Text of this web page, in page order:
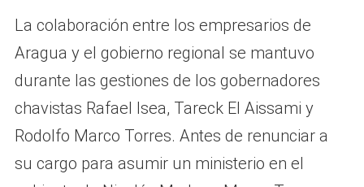
La colaboración entre los empresarios de
Aragua y el gobierno regional se mantuvo
durante las gestiones de los gobernadores
chavistas Rafael Isea, Tareck El Aissami y
Rodolfo Marco Torres. Antes de renunciar a
su cargo para asumir un ministerio en el